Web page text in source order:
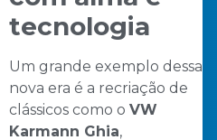
tecnologia
Um grande exemplo dessa
nova era é a recriação de
clássicos como o VW
Karmann Ghia,